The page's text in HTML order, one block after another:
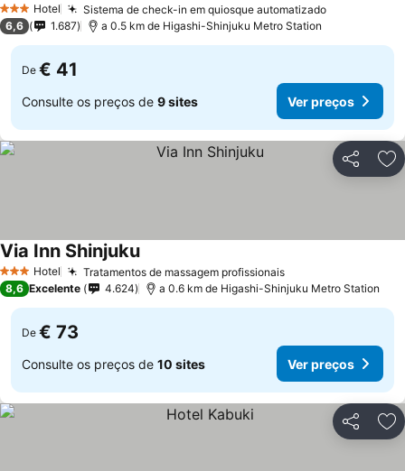
3 EstrelasHotel Sistema de check-in em quiosque automatizadoVer preços
6,6 1.687 a 0.5 km de Higashi-Shinjuku Metro Station
De € 41
Consulte os preços de 9 sites Ver preços
Partilhar
3 EstrelasHotel Tratamentos de massagem profissionaisVer preços
Via Inn ShinjukuVer preços
8,6 Excelente 4.624 a 0.6 km de Higashi-Shinjuku Metro Station
De € 73
Consulte os preços de 10 sites Ver preços
Partilhar